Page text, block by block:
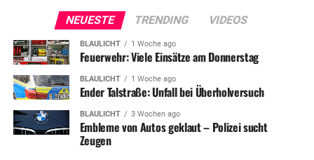
NEUESTE TRENDING VIDEOS
BLAULICHT 1 Woche ago
Feuerwehr: Viele Einsätze am Donnerstag
BLAULICHT 1 Woche ago
Ender Talstraße: Unfall bei Überholversuch
BLAULICHT 3 Wochen ago
Embleme von Autos geklaut – Polizei sucht
Zeugen